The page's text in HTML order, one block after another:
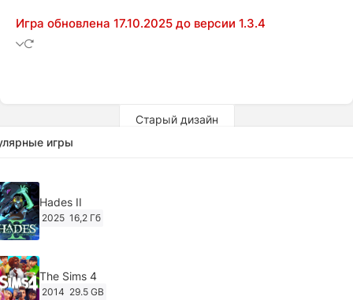
Игра обновлена 17.10.2025 до версии 1.3.4
Старый дизайн
игры
Hades II
2025 16,2 Гб
The Sims 4
2014 29.5 GB